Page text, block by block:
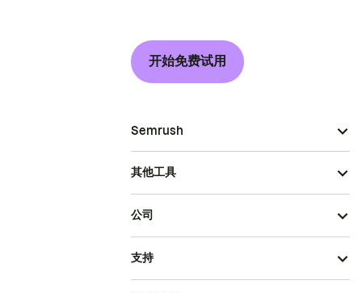
开始免费试用
Semrush
其他工具
公司
支持